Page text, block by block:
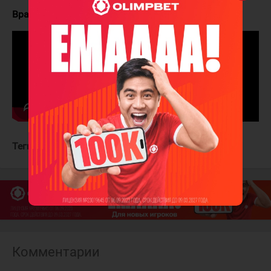
Вратари: Хофер - Достал (Гибсон)
Теги: Сент-Луис Блюз Анахайм Дакс
Комментарии